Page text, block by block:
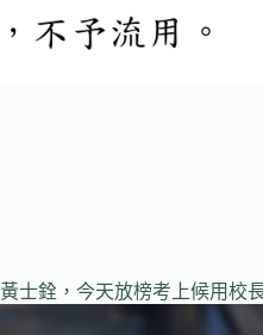
士銓，今天放榜考上候用校